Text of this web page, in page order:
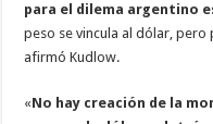
para el dilema argentino
peso se vincula al dólar, pero
afirmó Kudlow.
«No hay creación de la